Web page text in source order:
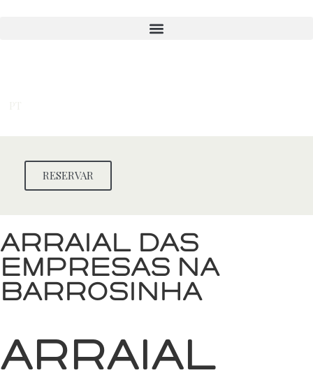
RESERVAR
Arraial das
Empresas na
Barrosinha
Arraial